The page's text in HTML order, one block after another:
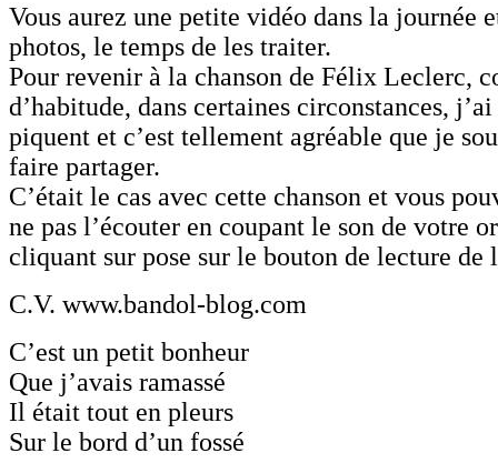
Vous aurez une petite vidéo dans la journée
photos, le temps de les traiter.
Pour revenir à la chanson de Félix Leclerc,
d’habitude, dans certaines circonstances,
piquent et c’est tellement agréable que je
faire partager.
C’était le cas avec cette chanson et vous
ne pas l’écouter en coupant le son de votre
cliquant sur pose sur le bouton de lecture de
C.V. www.bandol-blog.com
C’est un petit bonheur
Que j’avais ramassé
Il était tout en pleurs
Sur le bord d’un fossé